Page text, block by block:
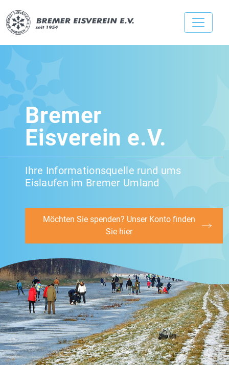
Bremer
Eisverein e.V.
Ihre Informationsquelle rund ums
Eislaufen im Bremer Umland
Möchten Sie spenden? Unser Konto finden
Sie hier